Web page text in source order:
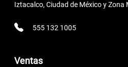
Iztacalco, Ciudad de México y Zona
555 132 1005
Ventas